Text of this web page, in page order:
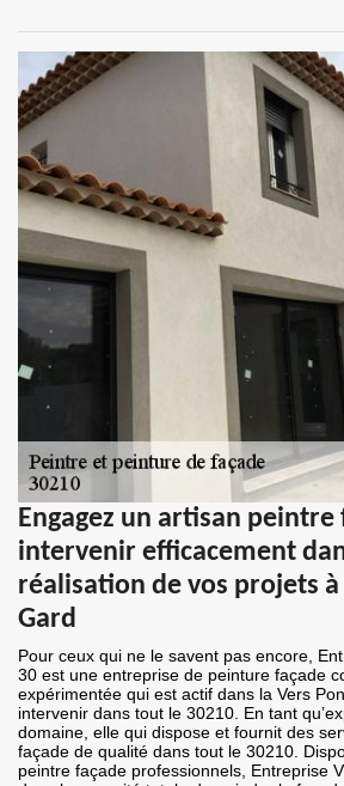
Engagez un artisan
intervenir efficacement
réalisation de vos projets à
Gard
Pour ceux qui ne le savent pas encore,
30 est une entreprise de peinture façade
expérimentée qui est actif dans la Vers
intervenir dans tout le 30210. En tant
domaine, elle qui dispose et fournit des
façade de qualité dans tout le 30210.
peintre façade professionnels, Entreprise